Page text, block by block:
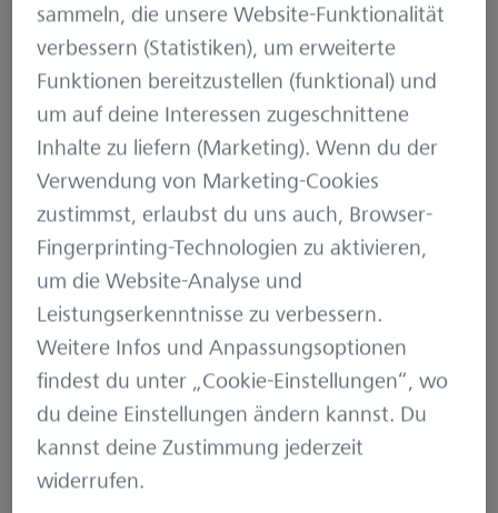
Mit dem neuemZEISS DTC 3bietet
ZEISS sein erstes Wärmebildvorsatzgerät
für eine treffsichere Nachtjagd. Das ZEISS
DTC 3 (Digital Thermal Clip-On) vereint
einen anspruchsvollen
Bildverarbeitungsalgorithmus mit einem
intuitiven Bedienkonzept und integriert
über die ZEISS Hunting App einen
praktischen Einschieß-Assistenten.
Zusätzlich garantieren 10 h Akkulaufzeit
sammeln, die unsere Website-Funktionalität
verbessern (Statistiken), um erweiterte
Funktionen bereitzustellen (funktional) und
um auf deine Interessen zugeschnittene
Inhalte zu liefern (Marketing). Wenn du der
Verwendung von Marketing-Cookies
zustimmst, erlaubst du uns auch, Browser-
Fingerprinting-Technologien zu aktivieren,
um die Website-Analyse und
Leistungserkenntnisse zu verbessern.
Weitere Infos und Anpassungsoptionen
findest du unter „Cookie-Einstellungen“, wo
du deine Einstellungen ändern kannst. Du
kannst deine Zustimmung jederzeit
widerrufen.